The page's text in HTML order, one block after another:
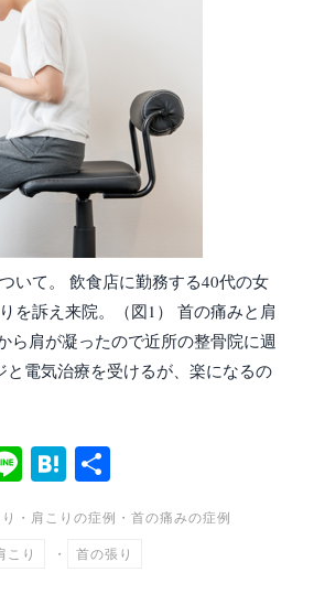
いて。 飲食店に勤務する40代の女
を訴え来院。（図1） 首の痛みと肩
ら肩が凝ったので近所の整骨院に週
と電気治療を受けるが、楽になるの
Li
ne
H
en
a
有
・ 肩こりの症例 ・ 首の痛みの症例
こり ・ 首の張り